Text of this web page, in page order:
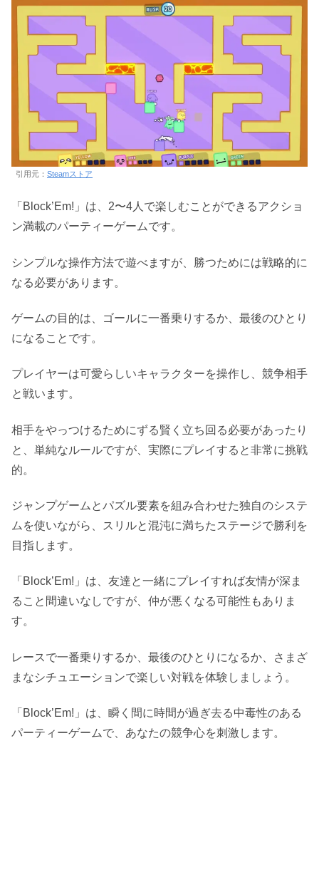
引用元： Steamストア
「Block’Em!」は、2〜4人で楽しむことができるアクショ
ン満載のパーティーゲームです。
シンプルな操作方法で遊べますが、勝つためには戦略的に
なる必要があります。
ゲームの目的は、ゴールに一番乗りするか、最後のひとり
になることです。
プレイヤーは可愛らしいキャラクターを操作し、競争相手
と戦います。
相手をやっつけるためにずる賢く立ち回る必要があったり
と、単純なルールですが、実際にプレイすると非常に挑戦
的。
ジャンプゲームとパズル要素を組み合わせた独自のシステ
ムを使いながら、スリルと混沌に満ちたステージで勝利を
目指します。
「Block’Em!」は、友達と一緒にプレイすれば友情が深ま
ること間違いなしですが、仲が悪くなる可能性もありま
す。
レースで一番乗りするか、最後のひとりになるか、さまざ
まなシチュエーションで楽しい対戦を体験しましょう。
「Block’Em!」は、瞬く間に時間が過ぎ去る中毒性のある
パーティーゲームで、あなたの競争心を刺激します。